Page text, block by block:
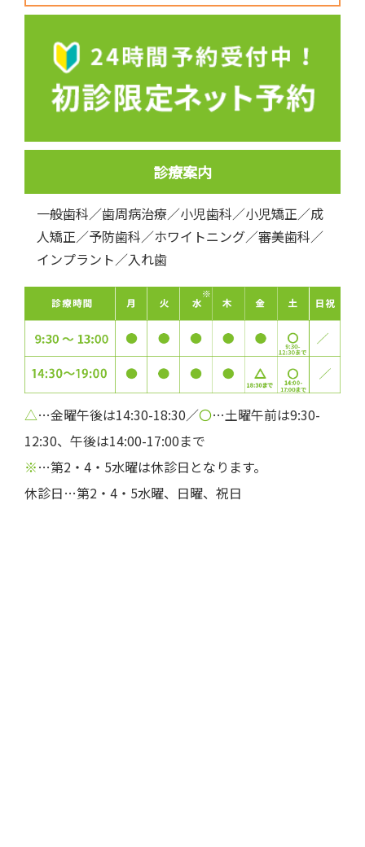
診療案内
一般歯科／歯周病治療／小児歯科／小児矯正／成
人矯正／予防歯科／ホワイトニング／審美歯科／
インプラント／入れ歯
△…金曜午後は14:30-18:30／〇…土曜午前は9:30-
12:30、午後は14:00-17:00まで
※…第2・4・5水曜は休診日となります。
休診日…第2・4・5水曜、日曜、祝日